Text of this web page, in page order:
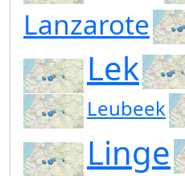
Lanzarote
Lek
Leubeek
Linge